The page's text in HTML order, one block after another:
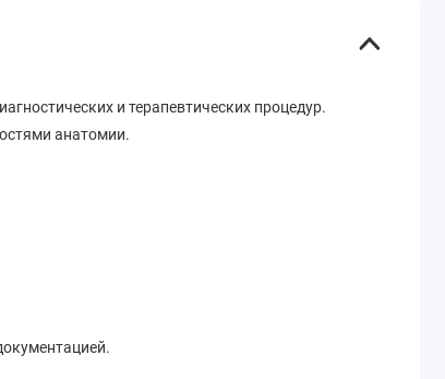
и терапевтических процедур.
анатомии.